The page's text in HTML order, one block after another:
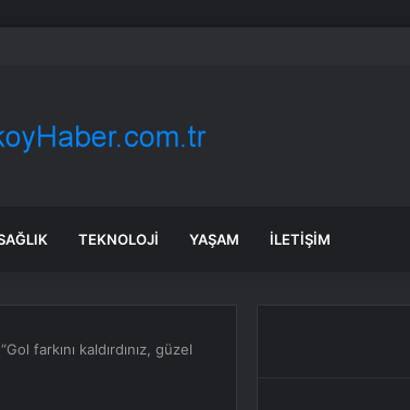
deste para buldu
TEKNOLOJI YAŞAM İLETIŞIM
farkını kaldırdınız, güzel